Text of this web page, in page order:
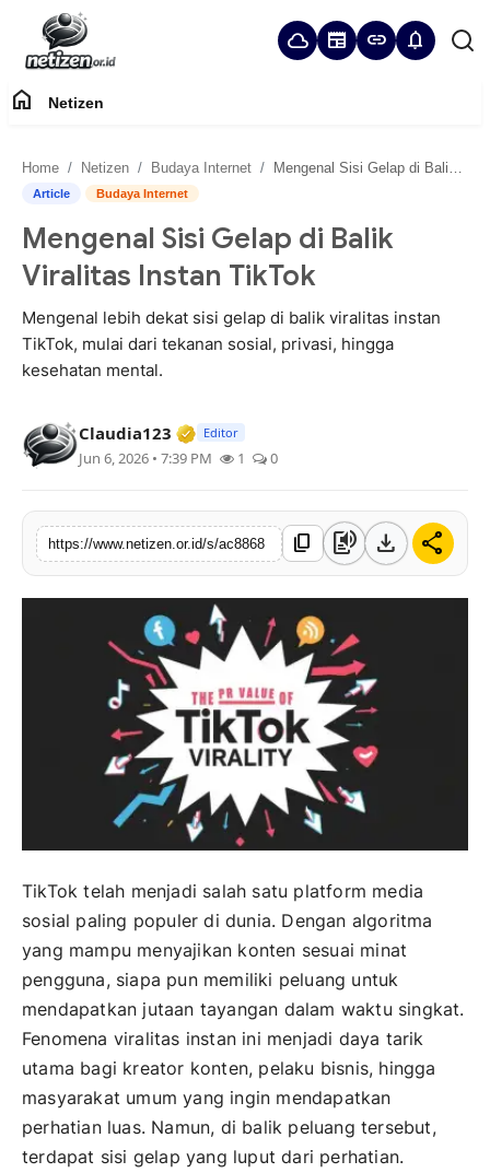
cloud newspaper link notifications
Panduan Komunitas
Netizen
home Netizen
Home Netizen Budaya Internet Mengenal Sisi Gelap di Balik Viralitas Instan TikTok
Article Budaya Internet
Mengenal Sisi Gelap di Balik
Viralitas Instan TikTok
Mengenal lebih dekat sisi gelap di balik viralitas instan
TikTok, mulai dari tekanan sosial, privasi, hingga
kesehatan mental.
Claudia123 Verified Media or Organization •
Editor
Jun 6, 2026 • 7:39 PM 1 0
https://www.netizen.or.id/s/ac8868 content_copy text_to_speech download share
TikTok telah menjadi salah satu platform media
sosial paling populer di dunia. Dengan algoritma
yang mampu menyajikan konten sesuai minat
pengguna, siapa pun memiliki peluang untuk
mendapatkan jutaan tayangan dalam waktu singkat.
Fenomena viralitas instan ini menjadi daya tarik
utama bagi kreator konten, pelaku bisnis, hingga
masyarakat umum yang ingin mendapatkan
perhatian luas. Namun, di balik peluang tersebut,
terdapat sisi gelap yang luput dari perhatian.